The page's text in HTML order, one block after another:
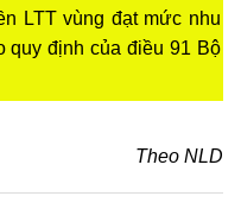
LTT vùng đạt mức nhu
quy định của điều 91 Bộ
Theo NLD